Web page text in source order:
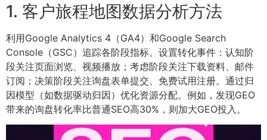
1. 客户旅程地图数据分析方法
利用Google Analytics 4（GA4）和Google Search
Console（GSC）追踪各阶段指标。设置转化事件：认知阶
段关注页面浏览、视频播放；考虑阶段关注下载资料、邮件
订阅；决策阶段关注询盘表单提交、免费试用注册。通过归
因模型（如数据驱动归因）优化资源分配。例如，发现GEO
带来的询盘转化率比普通SEO高30%，则加大GEO投入。